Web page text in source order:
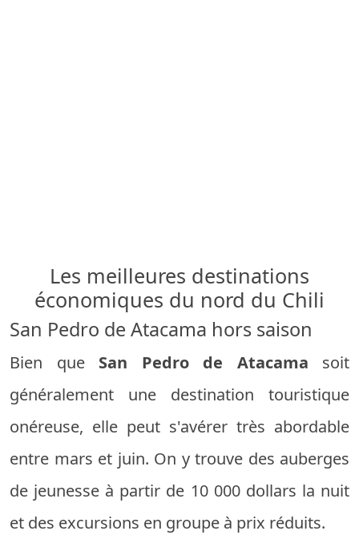
Les meilleures destinations
économiques du nord du Chili
San Pedro de Atacama hors saison
Bien que San Pedro de Atacama soit
généralement une destination touristique
onéreuse, elle peut s'avérer très abordable
entre mars et juin. On y trouve des auberges
de jeunesse à partir de 10 000 dollars la nuit
et des excursions en groupe à prix réduits.